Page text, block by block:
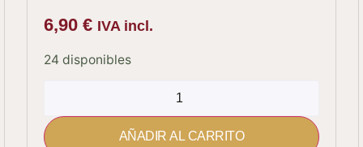
6,90€ IVA incl.
24 disponibles
AÑADIR AL CARRITO